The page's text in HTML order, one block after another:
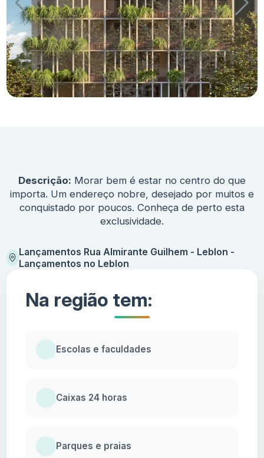
Descrição: Morar bem é estar no centro do que
importa. Um endereço nobre, desejado por muitos e
conquistado por poucos. Conheça de perto esta
exclusividade.
Lançamentos Rua Almirante Guilhem - Leblon -
Lançamentos no Leblon
Na região tem:
Escolas e faculdades
Caixas 24 horas
Parques e praias